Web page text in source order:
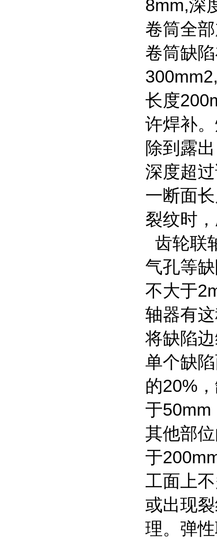
8mm,深
卷筒全
卷筒缺
长度
许焊补
除到露
深度超
一断面
裂纹时
齿轮联
气孔等
不大于
轴器有
将缺陷
单个缺
的20%
于50mm
其他部
于
工面上
或出现
理。弹